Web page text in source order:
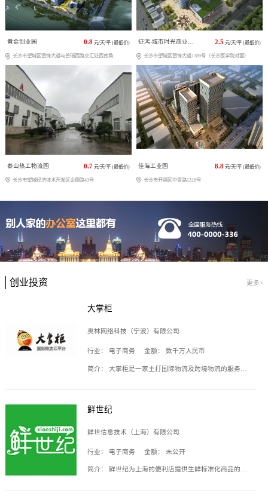
黄金创业园 0.8 元/天/平 (最低价)
长沙市望城区雷锋大道与普瑞西路交汇处西南角
征鸿-城市时光商业广场 2.5 元/天/平 (最低价)
长沙市望城区雷锋大道1389号（长沙医学院对面）
泰山热工物流园 0.7 元/天/平 (最低价)
长沙市望城经济技术开发区金穗路43号
佳海工业园 8.8 元/天/平 (最低价)
长沙市开福区中青路1318号
创业投资 更多>
大掌柜
奥林网络科技（宁波）有限公司
行业： 电子商务 金额： 数千万人民币
简介： 大掌柜是一家主打国际物流及跨境物流的服务云平台，致力于帮助全球国际物流企业在互联网上建立自己的平台，核心产品包括运价通、生意通、业务通、订舱通、招财通等，奥林网络科技（宁波）有限公司旗下产品。
鲜世纪
鲜世信息技术（上海）有限公司
行业： 电子商务 金额： 未公开
简介： 鲜世纪为上海的便利店提供生鲜标准化商品的供应链服务，帮商家解决生鲜采购、运营问题，帮助商家销售。平台提供的商品覆盖果蔬肉类、常温与低温奶制品、冷冻食品、零食饮料、粮油副食、居家洗护等多个品类，上架SKU3000余个。公司建立了近万平方米的仓储场地和物流配送体系，为合作商家提供快速配送服务。